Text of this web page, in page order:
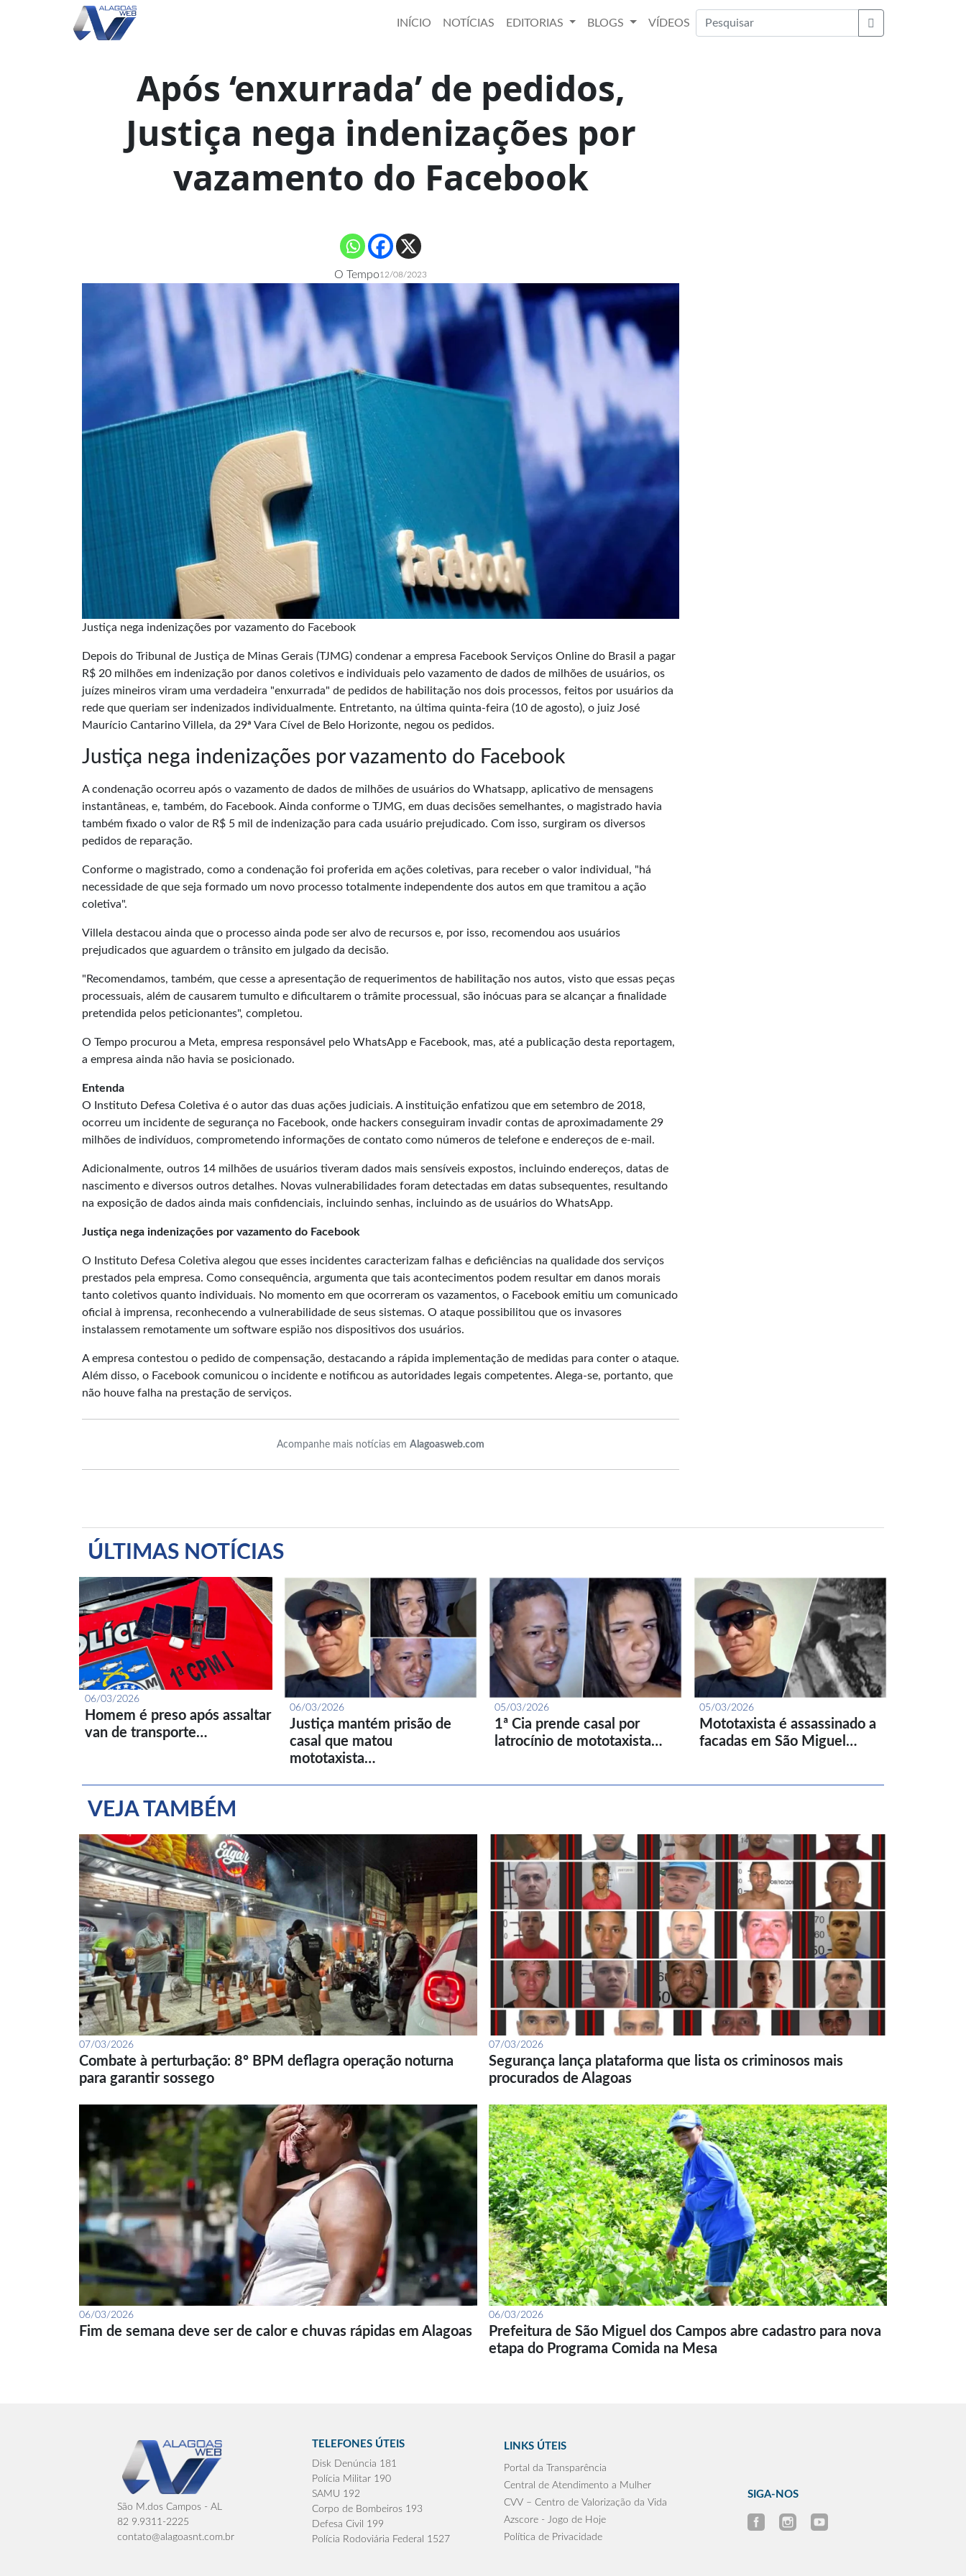
INÍCIO NOTÍCIAS EDITORIAS BLOGS
VÍDEOS
Buscar
Após ‘enxurrada’ de pedidos,
Justiça nega indenizações por
vazamento do Facebook
O Tempo12/08/2023
Justiça nega indenizações por vazamento do Facebook
Depois do Tribunal de Justiça de Minas Gerais (TJMG) condenar a empresa Facebook Serviços Online do Brasil a pagar
R$ 20 milhões em indenização por danos coletivos e individuais pelo vazamento de dados de milhões de usuários, os
juízes mineiros viram uma verdadeira "enxurrada" de pedidos de habilitação nos dois processos, feitos por usuários da
rede que queriam ser indenizados individualmente. Entretanto, na última quinta-feira (10 de agosto), o juiz José
Maurício Cantarino Villela, da 29ª Vara Cível de Belo Horizonte, negou os pedidos.
Justiça nega indenizações por vazamento do Facebook
A condenação ocorreu após o vazamento de dados de milhões de usuários do Whatsapp, aplicativo de mensagens
instantâneas, e, também, do Facebook. Ainda conforme o TJMG, em duas decisões semelhantes, o magistrado havia
também fixado o valor de R$ 5 mil de indenização para cada usuário prejudicado. Com isso, surgiram os diversos
pedidos de reparação.
Conforme o magistrado, como a condenação foi proferida em ações coletivas, para receber o valor individual, "há
necessidade de que seja formado um novo processo totalmente independente dos autos em que tramitou a ação
coletiva".
Villela destacou ainda que o processo ainda pode ser alvo de recursos e, por isso, recomendou aos usuários
prejudicados que aguardem o trânsito em julgado da decisão.
"Recomendamos, também, que cesse a apresentação de requerimentos de habilitação nos autos, visto que essas peças
processuais, além de causarem tumulto e dificultarem o trâmite processual, são inócuas para se alcançar a finalidade
pretendida pelos peticionantes", completou.
O Tempo procurou a Meta, empresa responsável pelo WhatsApp e Facebook, mas, até a publicação desta reportagem,
a empresa ainda não havia se posicionado.
Entenda
O Instituto Defesa Coletiva é o autor das duas ações judiciais. A instituição enfatizou que em setembro de 2018,
ocorreu um incidente de segurança no Facebook, onde hackers conseguiram invadir contas de aproximadamente 29
milhões de indivíduos, comprometendo informações de contato como números de telefone e endereços de e-mail.
Adicionalmente, outros 14 milhões de usuários tiveram dados mais sensíveis expostos, incluindo endereços, datas de
nascimento e diversos outros detalhes. Novas vulnerabilidades foram detectadas em datas subsequentes, resultando
na exposição de dados ainda mais confidenciais, incluindo senhas, incluindo as de usuários do WhatsApp.
Justiça nega indenizações por vazamento do Facebook
O Instituto Defesa Coletiva alegou que esses incidentes caracterizam falhas e deficiências na qualidade dos serviços
prestados pela empresa. Como consequência, argumenta que tais acontecimentos podem resultar em danos morais
tanto coletivos quanto individuais. No momento em que ocorreram os vazamentos, o Facebook emitiu um comunicado
oficial à imprensa, reconhecendo a vulnerabilidade de seus sistemas. O ataque possibilitou que os invasores
instalassem remotamente um software espião nos dispositivos dos usuários.
A empresa contestou o pedido de compensação, destacando a rápida implementação de medidas para conter o ataque.
Além disso, o Facebook comunicou o incidente e notificou as autoridades legais competentes. Alega-se, portanto, que
não houve falha na prestação de serviços.
Acompanhe mais notícias em Alagoasweb.com
ÚLTIMAS NOTÍCIAS
06/03/2026
Homem é preso após assaltar
van de transporte…
06/03/2026
Justiça mantém prisão de
casal que matou
mototaxista…
05/03/2026
1ª Cia prende casal por
latrocínio de mototaxista…
05/03/2026
Mototaxista é assassinado a
facadas em São Miguel…
VEJA TAMBÉM
07/03/2026
Combate à perturbação: 8º BPM deflagra operação noturna
para garantir sossego
07/03/2026
Segurança lança plataforma que lista os criminosos mais
procurados de Alagoas
06/03/2026
Fim de semana deve ser de calor e chuvas rápidas em Alagoas
06/03/2026
Prefeitura de São Miguel dos Campos abre cadastro para nova
etapa do Programa Comida na Mesa
São M.dos Campos - AL
82 9.9311-2225
contato@alagoasnt.com.br
TELEFONES ÚTEIS
Disk Denúncia 181
Polícia Militar 190
SAMU 192
Corpo de Bombeiros 193
Defesa Civil 199
Polícia Rodoviária Federal 1527
LINKS ÚTEIS
Portal da Transparência
Central de Atendimento a Mulher
CVV – Centro de Valorização da Vida
Azscore - Jogo de Hoje
Política de Privacidade
SIGA-NOS